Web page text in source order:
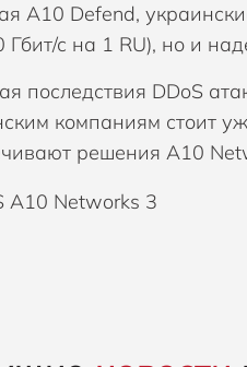
A10 Defend,
Гбит/с на 1 RU), но и
последствия DDoS
компаниям стоит
решения A10